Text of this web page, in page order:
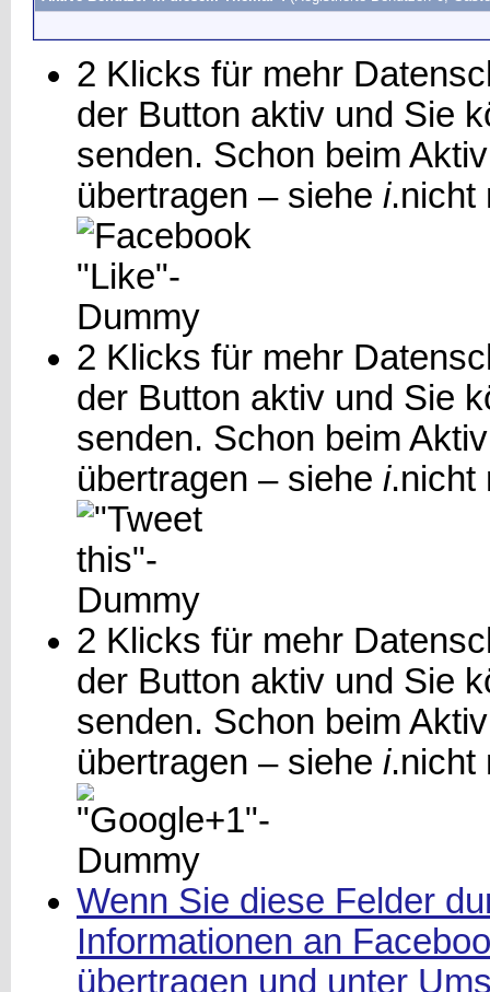
2 Klicks für mehr
der Button aktiv und Sie
senden. Schon beim
übertragen – siehe i.nicht
2 Klicks für mehr
der Button aktiv und Sie
senden. Schon beim
übertragen – siehe i.nicht
2 Klicks für mehr
der Button aktiv und Sie
senden. Schon beim
übertragen – siehe i.nicht
Wenn Sie diese Felder
Informationen an
übertragen und unter